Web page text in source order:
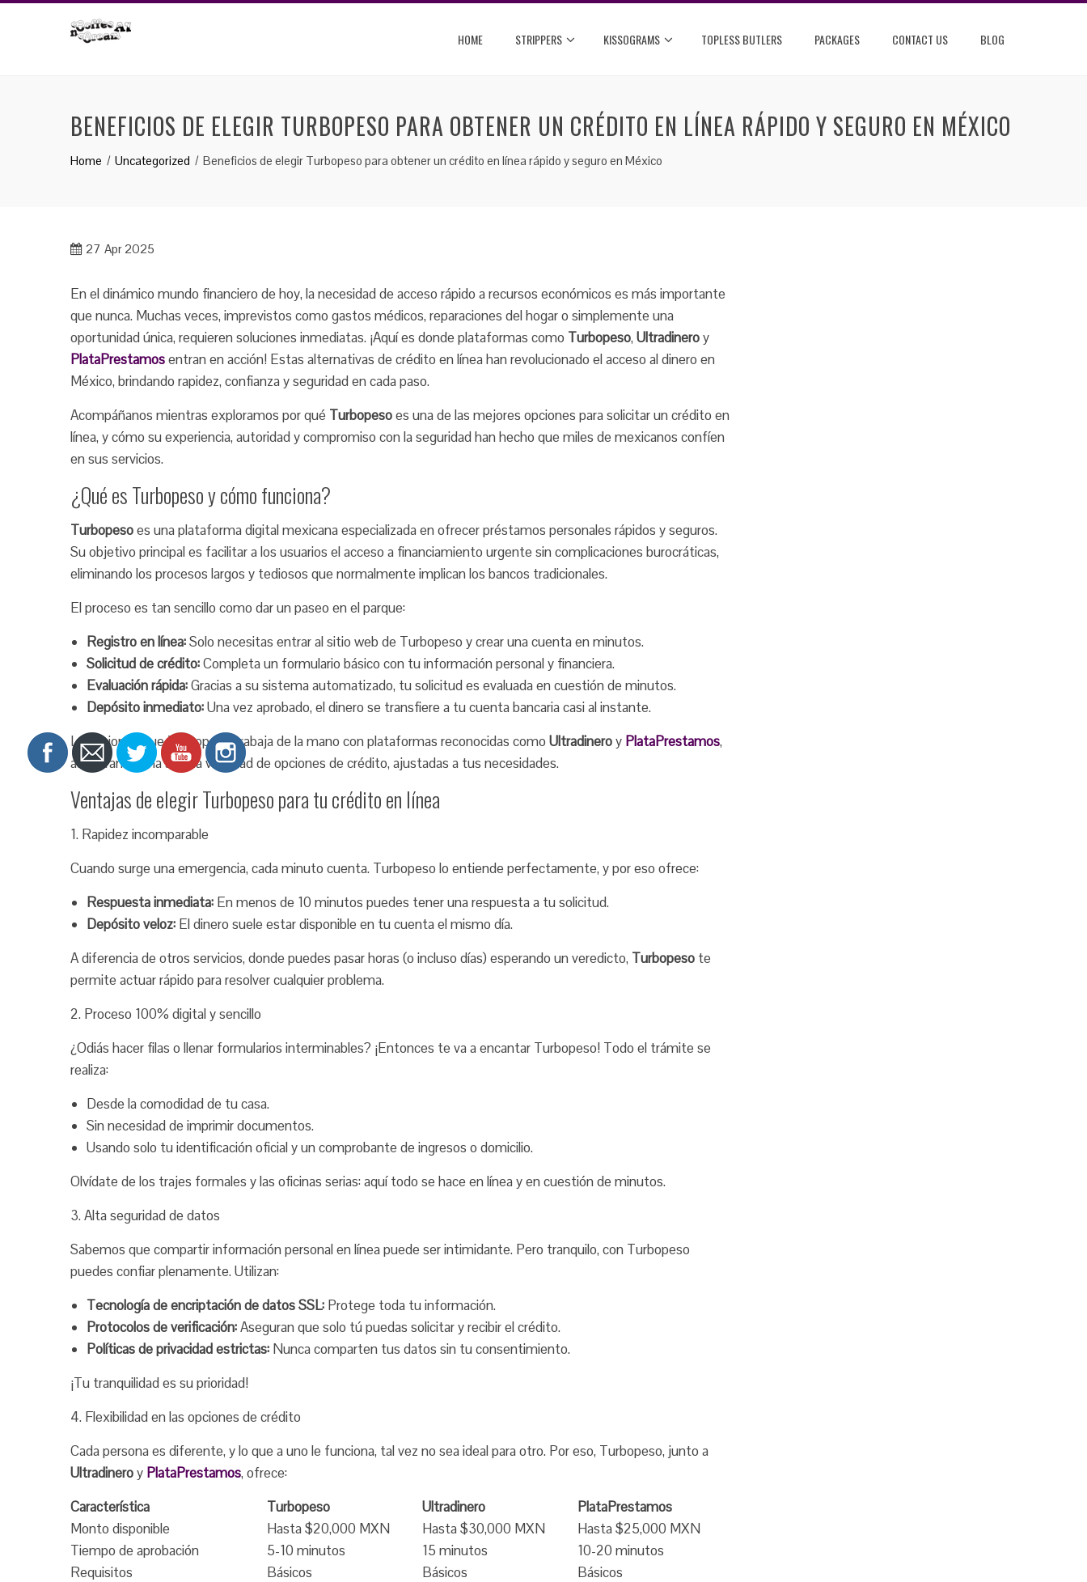
HOME STRIPPERS KISSOGRAMS TOPLESS BUTLERS PACKAGES CONTACT US BLOG
BENEFICIOS DE ELEGIR TURBOPESO PARA OBTENER UN CRÉDITO EN LÍNEA RÁPIDO Y SEGURO EN MÉXICO
Home Uncategorized Beneficios de elegir Turbopeso para obtener un crédito en línea rápido y seguro en México
27 Apr 2025
En el dinámico mundo financiero de hoy, la necesidad de acceso rápido a recursos económicos es más importante
que nunca. Muchas veces, imprevistos como gastos médicos, reparaciones del hogar o simplemente una
oportunidad única, requieren soluciones inmediatas. ¡Aquí es donde plataformas como Turbopeso, Ultradineroy
PlataPrestamosentran en acción! Estas alternativas de crédito en línea han revolucionado el acceso al dinero en
México, brindando rapidez, confianza y seguridad en cada paso.
Acompáñanos mientras exploramos por qué Turbopesoes una de las mejores opciones para solicitar un crédito en
línea, y cómo su experiencia, autoridad y compromiso con la seguridad han hecho que miles de mexicanos confíen
en sus servicios.
¿Qué es Turbopeso y cómo funciona?
Turbopesoes una plataforma digital mexicana especializada en ofrecer préstamos personales rápidos y seguros.
Su objetivo principal es facilitar a los usuarios el acceso a financiamiento urgente sin complicaciones burocráticas,
eliminando los procesos largos y tediosos que normalmente implican los bancos tradicionales.
El proceso es tan sencillo como dar un paseo en el parque:
Registro en línea:Solo necesitas entrar al sitio web de Turbopeso y crear una cuenta en minutos.
Solicitud de crédito:Completa un formulario básico con tu información personal y financiera.
Evaluación rápida:Gracias a su sistema automatizado, tu solicitud es evaluada en cuestión de minutos.
Depósito inmediato:Una vez aprobado, el dinero se transfiere a tu cuenta bancaria casi al instante.
Lo mejor es que Turbopeso trabaja de la mano con plataformas reconocidas como Ultradineroy PlataPrestamos,
asegurando una amplia variedad de opciones de crédito, ajustadas a tus necesidades.
Ventajas de elegir Turbopeso para tu crédito en línea
1. Rapidez incomparable
Cuando surge una emergencia, cada minuto cuenta. Turbopeso lo entiende perfectamente, y por eso ofrece:
Respuesta inmediata: En menos de 10 minutos puedes tener una respuesta a tu solicitud.
Depósito veloz: El dinero suele estar disponible en tu cuenta el mismo día.
A diferencia de otros servicios, donde puedes pasar horas (o incluso días) esperando un veredicto, Turbopeso te
permite actuar rápido para resolver cualquier problema.
2. Proceso 100% digital y sencillo
¿Odiás hacer filas o llenar formularios interminables? ¡Entonces te va a encantar Turbopeso! Todo el trámite se
realiza:
Desde la comodidad de tu casa.
Sin necesidad de imprimir documentos.
Usando solo tu identificación oficial y un comprobante de ingresos o domicilio.
Olvídate de los trajes formales y las oficinas serias: aquí todo se hace en línea y en cuestión de minutos.
3. Alta seguridad de datos
Sabemos que compartir información personal en línea puede ser intimidante. Pero tranquilo, con Turbopeso
puedes confiar plenamente. Utilizan:
Tecnología de encriptación de datos SSL: Protege toda tu información.
Protocolos de verificación:Aseguran que solo tú puedas solicitar y recibir el crédito.
Políticas de privacidad estrictas: Nunca comparten tus datos sin tu consentimiento.
¡Tu tranquilidad es su prioridad!
4. Flexibilidad en las opciones de crédito
Cada persona es diferente, y lo que a uno le funciona, tal vez no sea ideal para otro. Por eso, Turbopeso, junto a
Ultradineroy PlataPrestamos, ofrece:
Característica
Turbopeso Ultradinero
PlataPrestamos
Monto disponible
Hasta $20,000 MXN Hasta $30,000 MXN
Hasta $25,000 MXN
Tiempo de aprobación
5-10 minutos 15 minutos
10-20 minutos
Requisitos
Básicos Básicos
Básicos